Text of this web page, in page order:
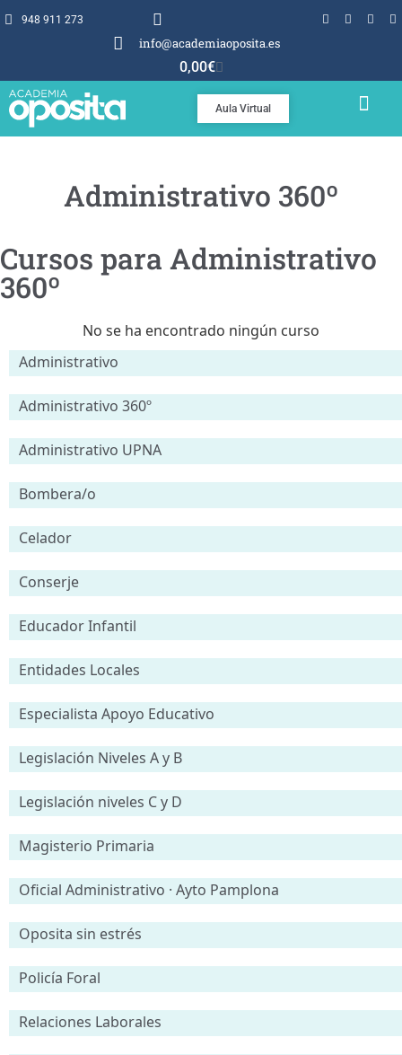
948 911 273
info@academiaoposita.es
0,00€
Aula Virtual
Administrativo 360º
Cursos para Administrativo
360º
No se ha encontrado ningún curso
Administrativo
Administrativo 360º
Administrativo UPNA
Bombera/o
Celador
Conserje
Educador Infantil
Entidades Locales
Especialista Apoyo Educativo
Legislación Niveles A y B
Legislación niveles C y D
Magisterio Primaria
Oficial Administrativo · Ayto Pamplona
Oposita sin estrés
Policía Foral
Relaciones Laborales